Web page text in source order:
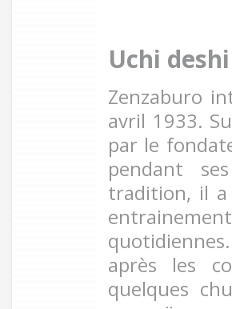
Uchi
Zenzaburo
avril 1933.
par le
pendant
tradition, il a
après les
quelques